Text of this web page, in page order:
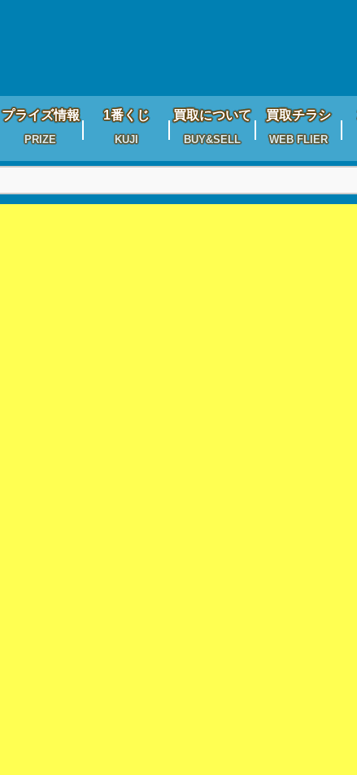
プライズ情報
PRIZE
1番くじ
KUJI
買取について
BUY&SELL
買取チラシ
WEB FLIER